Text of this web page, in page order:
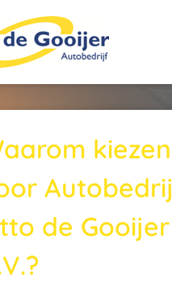
kiezen
de Gooijer